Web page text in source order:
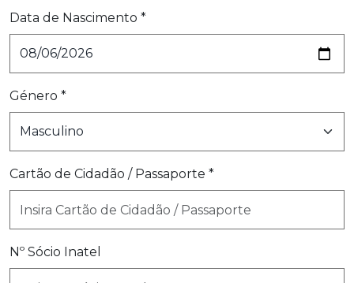
Data de Nascimento *
Género *
Cartão de Cidadão / Passaporte *
Nº Sócio Inatel